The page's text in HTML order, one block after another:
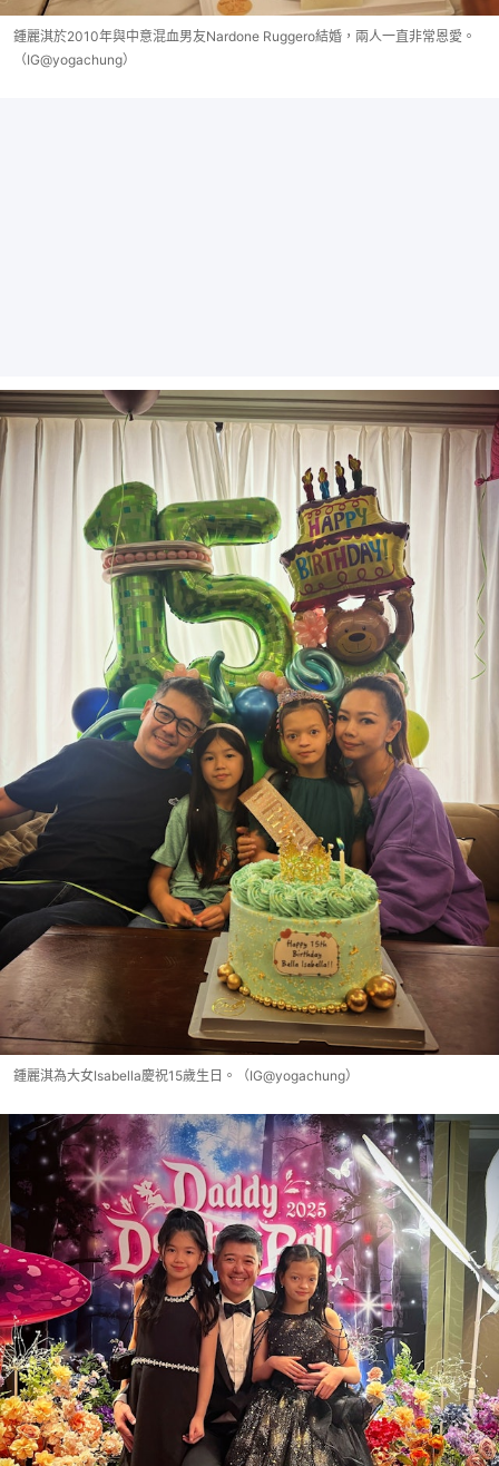
鍾麗淇於2010年與中意混血男友Nardone Ruggero結婚，兩人一直非常恩愛。
（IG@yogachung）
鍾麗淇為大女Isabella慶祝15歲生日。（IG@yogachung）